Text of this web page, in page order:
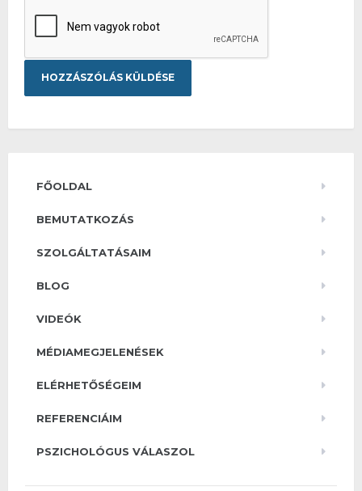
FŐOLDAL
BEMUTATKOZÁS
SZOLGÁLTATÁSAIM
BLOG
VIDEÓK
MÉDIAMEGJELENÉSEK
ELÉRHETŐSÉGEIM
REFERENCIÁIM
PSZICHOLÓGUS VÁLASZOL